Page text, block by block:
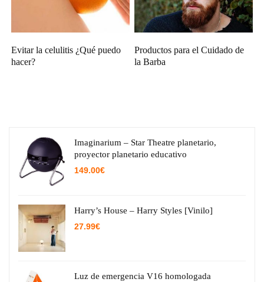
Evitar la celulitis ¿Qué puedo
hacer?
Productos para el Cuidado de
la Barba
Imaginarium – Star Theatre planetario,
proyector planetario educativo
149.00€
Harry’s House – Harry Styles [Vinilo]
27.99€
Luz de emergencia V16 homologada